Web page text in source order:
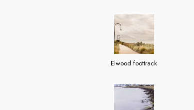
Elwood foottrack